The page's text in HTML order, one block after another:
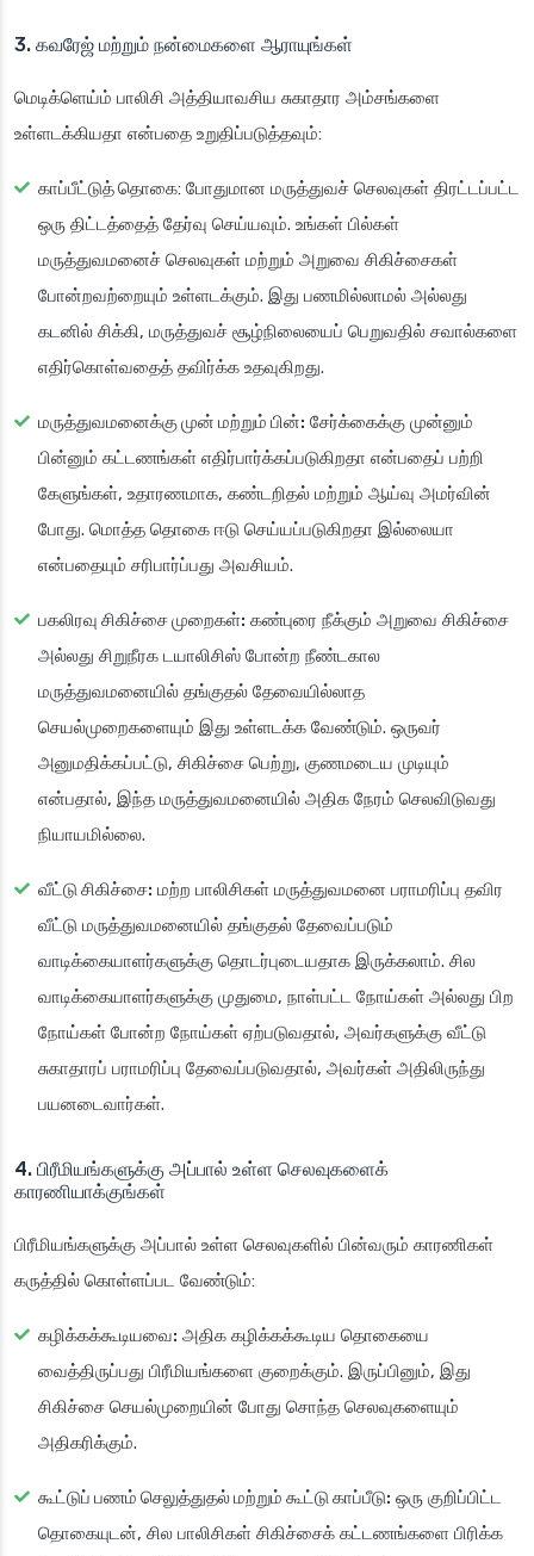
3. கவரேஜ் மற்றும் நன்மைகளை ஆராயுங்கள்
மெடிக்ளெய்ம் பாலிசி அத்தியாவசிய சுகாதார அம்சங்களை
உள்ளடக்கியதா என்பதை உறுதிப்படுத்தவும்:
காப்பீட்டுத் தொகை: போதுமான மருத்துவச் செலவுகள் திரட்டப்பட்ட
ஒரு திட்டத்தைத் தேர்வு செய்யவும். உங்கள் பில்கள்
மருத்துவமனைச் செலவுகள் மற்றும் அறுவை சிகிச்சைகள்
போன்றவற்றையும் உள்ளடக்கும். இது பணமில்லாமல் அல்லது
கடனில் சிக்கி, மருத்துவச் சூழ்நிலையைப் பெறுவதில் சவால்களை
எதிர்கொள்வதைத் தவிர்க்க உதவுகிறது.
மருத்துவமனைக்கு முன் மற்றும் பின்: சேர்க்கைக்கு முன்னும்
பின்னும் கட்டணங்கள் எதிர்பார்க்கப்படுகிறதா என்பதைப் பற்றி
கேளுங்கள், உதாரணமாக, கண்டறிதல் மற்றும் ஆய்வு அமர்வின்
போது. மொத்த தொகை ஈடு செய்யப்படுகிறதா இல்லையா
என்பதையும் சரிபார்ப்பது அவசியம்.
பகலிரவு சிகிச்சை முறைகள்: கண்புரை நீக்கும் அறுவை சிகிச்சை
அல்லது சிறுநீரக டயாலிசிஸ் போன்ற நீண்டகால
மருத்துவமனையில் தங்குதல் தேவையில்லாத
செயல்முறைகளையும் இது உள்ளடக்க வேண்டும். ஒருவர்
அனுமதிக்கப்பட்டு, சிகிச்சை பெற்று, குணமடைய முடியும்
என்பதால், இந்த மருத்துவமனையில் அதிக நேரம் செலவிடுவது
நியாயமில்லை.
வீட்டு சிகிச்சை: மற்ற பாலிசிகள் மருத்துவமனை பராமரிப்பு தவிர
வீட்டு மருத்துவமனையில் தங்குதல் தேவைப்படும்
வாடிக்கையாளர்களுக்கு தொடர்புடையதாக இருக்கலாம். சில
வாடிக்கையாளர்களுக்கு முதுமை, நாள்பட்ட நோய்கள் அல்லது பிற
நோய்கள் போன்ற நோய்கள் ஏற்படுவதால், அவர்களுக்கு வீட்டு
சுகாதாரப் பராமரிப்பு தேவைப்படுவதால், அவர்கள் அதிலிருந்து
பயனடைவார்கள்.
4. பிரீமியங்களுக்கு அப்பால் உள்ள செலவுகளைக்
காரணியாக்குங்கள்
பிரீமியங்களுக்கு அப்பால் உள்ள செலவுகளில் பின்வரும் காரணிகள்
கருத்தில் கொள்ளப்பட வேண்டும்:
கழிக்கக்கூடியவை: அதிக கழிக்கக்கூடிய தொகையை
வைத்திருப்பது பிரீமியங்களை குறைக்கும். இருப்பினும், இது
சிகிச்சை செயல்முறையின் போது சொந்த செலவுகளையும்
அதிகரிக்கும்.
கூட்டுப் பணம் செலுத்துதல் மற்றும் கூட்டு காப்பீடு: ஒரு குறிப்பிட்ட
தொகையுடன், சில பாலிசிகள் சிகிச்சைக் கட்டணங்களை பிரிக்க